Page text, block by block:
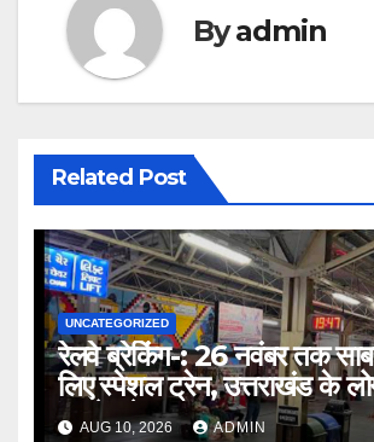
Byadmin
Related Post
UNCATEGORIZED
रेलवे ब्रेकिंग-: 26 नवंबर तक
लिए स्पेशल ट्रेन, उत्तराखंड के
पकड़े ट्रेन ।।
AUG 10, 2026 ADMIN